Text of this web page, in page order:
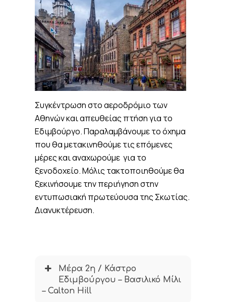
Συγκέντρωση στο αεροδρόμιο των
Αθηνών και απευθείας πτήση για το
Εδιμβούργο. Παραλαμβάνουμε το όχημα
που θα μετακινηθούμε τις επόμενες
μέρες και αναχωρούμε για το
ξενοδοχείο. Μόλις τακτοποιηθούμε θα
ξεκινήσουμε την περιήγηση στην
εντυπωσιακή πρωτεύουσα της Σκωτίας.
Διανυκτέρευση.
Μέρα 2η / Κάστρο
Εδιμβούργου – Βασιλικό Μίλι
– Calton Hill